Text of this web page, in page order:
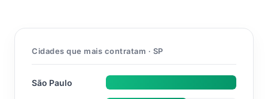
Cidades que mais contratam · SP
São Paulo